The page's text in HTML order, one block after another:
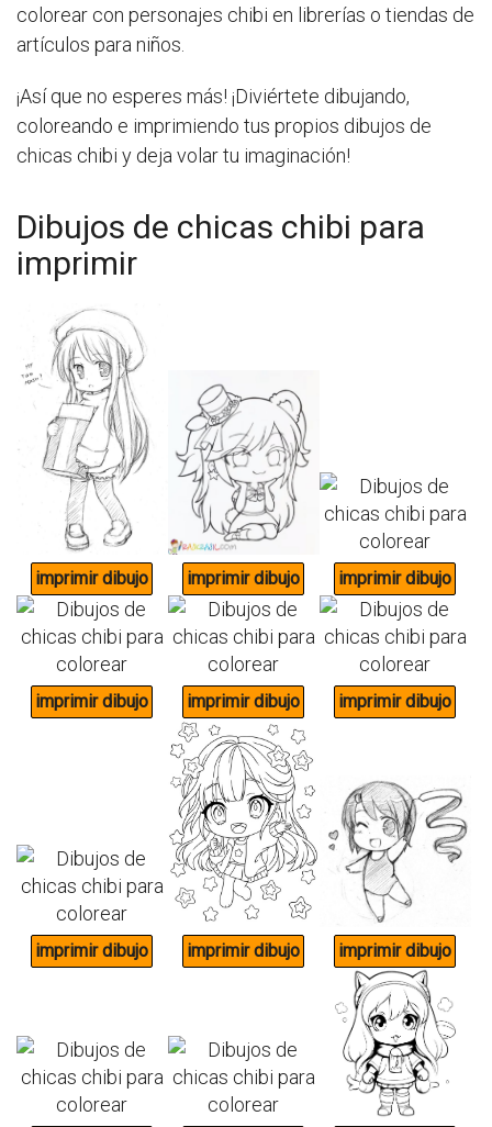
colorear con personajes chibi en librerías o tiendas de
artículos para niños.
¡Así que no esperes más! ¡Diviértete dibujando,
coloreando e imprimiendo tus propios dibujos de
chicas chibi y deja volar tu imaginación!
Dibujos de chicas chibi para
imprimir